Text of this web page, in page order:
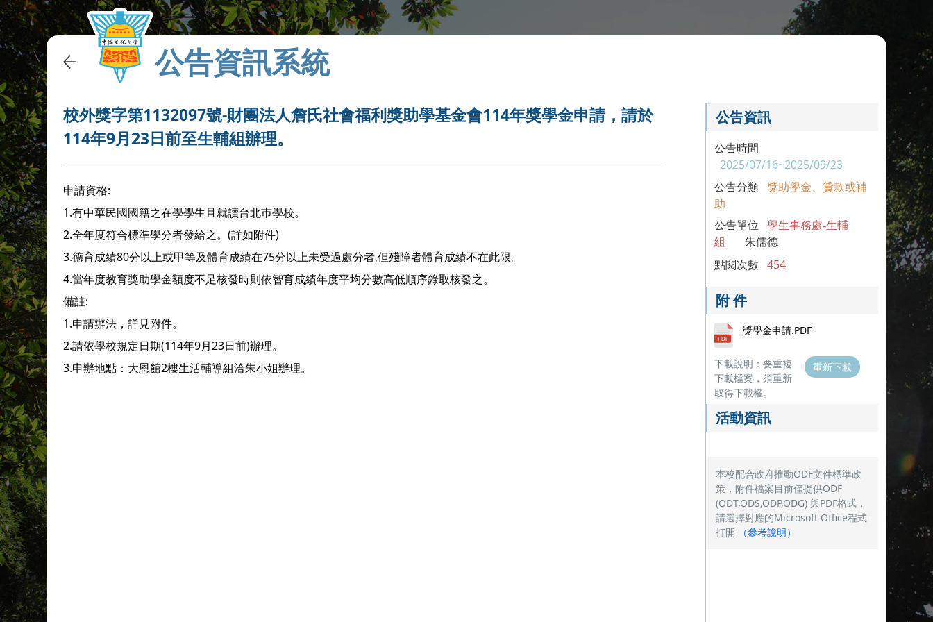
公告資訊系統
校外獎字第1132097號-財團法人詹氏社會福利獎助學基金會114年獎學金申請，請於
114年9月23日前至生輔組辦理。
申請資格:
1.有中華民國國籍之在學學生且就讀台北巿學校。
2.全年度符合標準學分者發給之。(詳如附件)
3.德育成績80分以上或甲等及體育成績在75分以上未受過處分者,但殘障者體育成績不在此限。
4.當年度教育獎助學金額度不足核發時則依智育成績年度平均分數高低順序錄取核發之。
備註:
1.申請辦法，詳見附件。
2.請依學校規定日期(114年9月23日前)辦理。
3.申辦地點：大恩館2樓生活輔導組洽朱小姐辦理。
公告資訊
公告時間
2025/07/16~2025/09/23
公告分類 獎助學金、貸款或補
助
公告單位
學生事務處-生輔
組
朱儒德
點閱次數 454
附 件
獎學金申請.PDF
下載說明：要重複
下載檔案，須重新
取得下載權。
重新下載
活動資訊
本校配合政府推動ODF文件標準政
策，附件檔案目前僅提供ODF
(ODT,ODS,ODP,ODG) 與PDF格式，
請選擇對應的Microsoft Office程式
打開
（參考說明）